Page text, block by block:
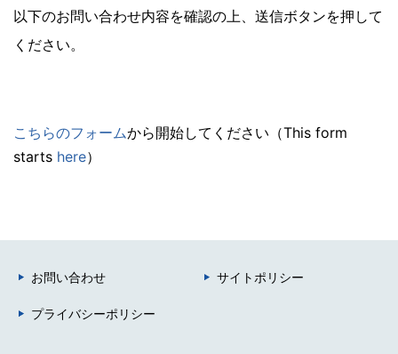
以下のお問い合わせ内容を確認の上、送信ボタンを押して
ください。
こちらのフォームから開始してください（This form
starts here）
お問い合わせ サイトポリシー
プライバシーポリシー